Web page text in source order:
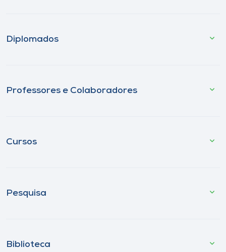
Diplomados
Professores e Colaboradores
Cursos
Pesquisa
Biblioteca